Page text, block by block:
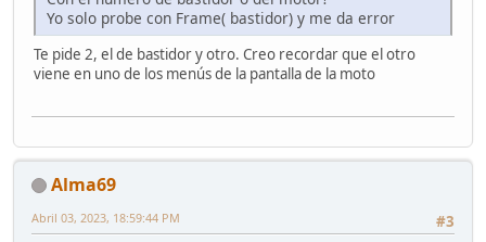
Yo solo probe con Frame( bastidor) y me da error
Te pide 2, el de bastidor y otro. Creo recordar que el otro
viene en uno de los menús de la pantalla de la moto
Alma69
#3
Abril 03, 2023, 18:59:44 PM